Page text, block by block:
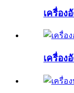
เครื่อง
เครื่อง